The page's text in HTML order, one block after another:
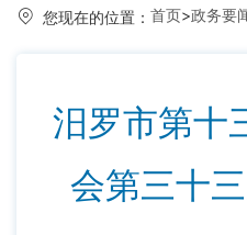
您现在的位置： 首页>政务要
汨罗市第十
会第三十